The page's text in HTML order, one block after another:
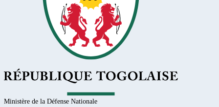
Ministère de la Défense Nationale